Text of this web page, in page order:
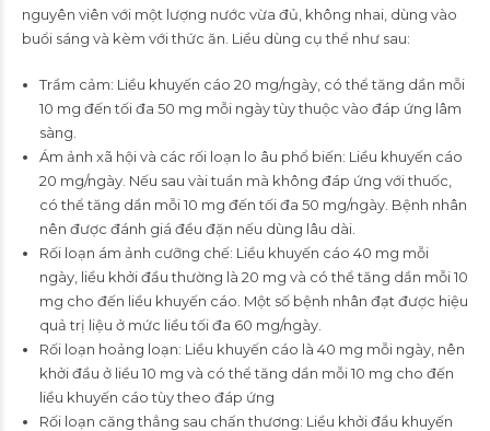
nguyên viên với một lượng nước vừa đủ, không nhai, dùng vào
buổi sáng và kèm với thức ăn. Liều dùng cụ thể như sau:
Trầm cảm: Liều khuyến cáo 20 mg/ngày, có thể tăng dần mỗi
10 mg đến tối đa 50 mg mỗi ngày tùy thuộc vào đáp ứng lâm
sàng.
Ám ảnh xã hội và các rối loạn lo âu phổ biến: Liều khuyến cáo
20 mg/ngày. Nếu sau vài tuần mà không đáp ứng với thuốc,
có thể tăng dần mỗi 10 mg đến tối đa 50 mg/ngày. Bệnh nhân
nên được đánh giá đều đặn nếu dùng lâu dài.
Rối loạn ám ảnh cưỡng chế: Liều khuyến cáo 40 mg mỗi
ngày, liều khởi đầu thường là 20 mg và có thể tăng dần mỗi 10
mg cho đến liều khuyến cáo. Một số bệnh nhân đạt được hiệu
quả trị liệu ở mức liều tối đa 60 mg/ngày.
Rối loạn hoảng loạn: Liều khuyến cáo là 40 mg mỗi ngày, nên
khởi đầu ở liều 10 mg và có thể tăng dần mỗi 10 mg cho đến
liều khuyến cáo tùy theo đáp ứng
Rối loạn căng thẳng sau chấn thương: Liều khởi đầu khuyến